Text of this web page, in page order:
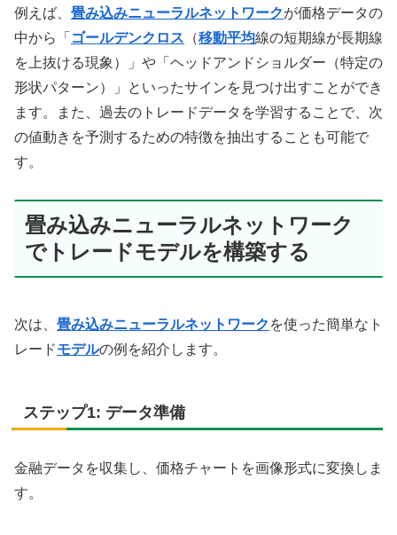
例えば、 畳み込みニューラルネットワークが価格データの
中から「 ゴールデンクロス （移動平均線の短期線が長期線
を上抜ける現象）」や「ヘッドアンドショルダー（特定の
形状パターン）」といったサインを見つけ出すことができ
ます。また、過去のトレードデータを学習することで、次
の値動きを予測するための特徴を抽出することも可能で
す。
畳み込みニューラルネットワーク
でトレードモデルを構築する
次は、 畳み込みニューラルネットワーク を使った簡単なト
レードモデルの例を紹介します。
ステップ1: データ準備
金融データを収集し、価格チャートを画像形式に変換しま
す。